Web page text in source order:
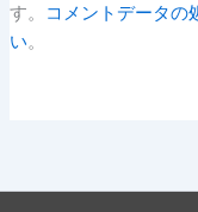
す。
コメントデータの
い。